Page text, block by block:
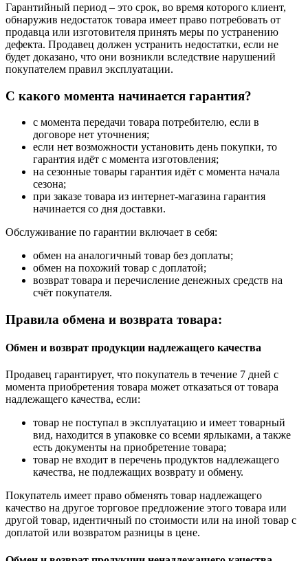
Гарантийный период – это срок, во время которого клиент,
обнаружив недостаток товара имеет право потребовать от
продавца или изготовителя принять меры по устранению
дефекта. Продавец должен устранить недостатки, если не
будет доказано, что они возникли вследствие нарушений
покупателем правил эксплуатации.
С какого момента начинается гарантия?
с момента передачи товара потребителю, если в
договоре нет уточнения;
если нет возможности установить день покупки, то
гарантия идёт с момента изготовления;
на сезонные товары гарантия идёт с момента начала
сезона;
при заказе товара из интернет-магазина гарантия
начинается со дня доставки.
Обслуживание по гарантии включает в себя:
обмен на аналогичный товар без доплаты;
обмен на похожий товар с доплатой;
возврат товара и перечисление денежных средств на
счёт покупателя.
Правила обмена и возврата товара:
Обмен и возврат продукции надлежащего качества
Продавец гарантирует, что покупатель в течение 7 дней с
момента приобретения товара может отказаться от товара
надлежащего качества, если:
товар не поступал в эксплуатацию и имеет товарный
вид, находится в упаковке со всеми ярлыками, а также
есть документы на приобретение товара;
товар не входит в перечень продуктов надлежащего
качества, не подлежащих возврату и обмену.
Покупатель имеет право обменять товар надлежащего
качество на другое торговое предложение этого товара или
другой товар, идентичный по стоимости или на иной товар с
доплатой или возвратом разницы в цене.